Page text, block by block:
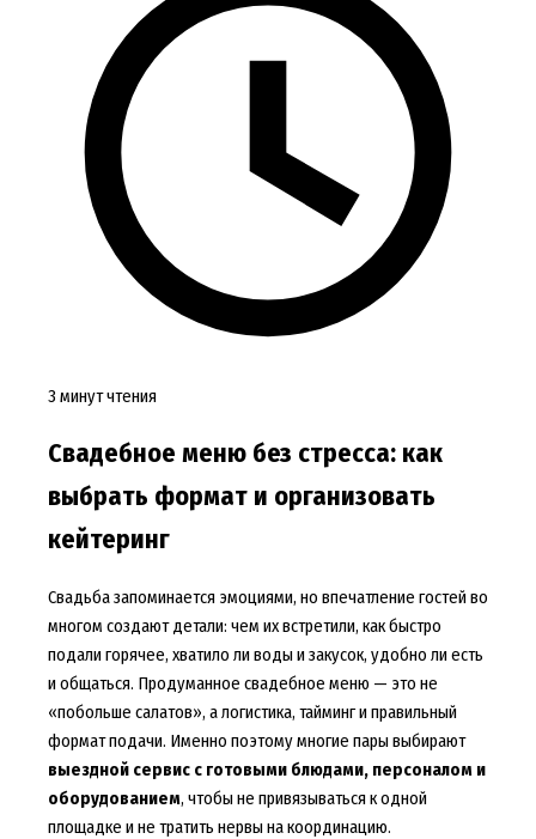
3 минут чтения
Свадебное меню без стресса: как
выбрать формат и организовать
кейтеринг
Свадьба запоминается эмоциями, но впечатление гостей во
многом создают детали: чем их встретили, как быстро
подали горячее, хватило ли воды и закусок, удобно ли есть
и общаться. Продуманное свадебное меню — это не
«побольше салатов», а логистика, тайминг и правильный
формат подачи. Именно поэтому многие пары выбирают
выездной сервис с готовыми блюдами, персоналом и
оборудованием, чтобы не привязываться к одной
площадке и не тратить нервы на координацию.